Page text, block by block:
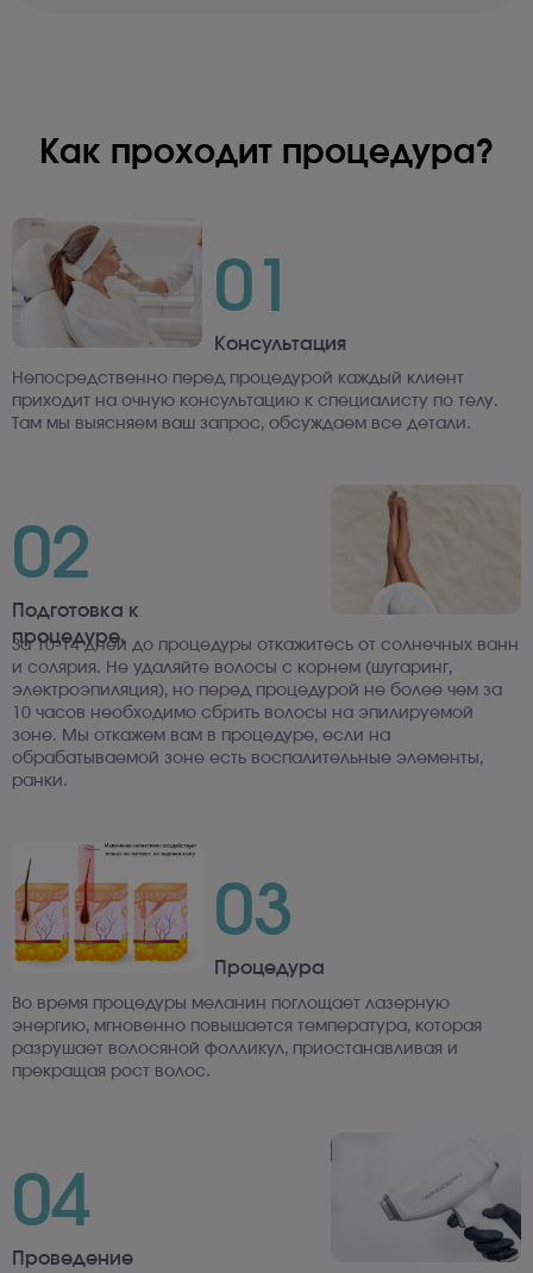
Как проходит процедура?
01
Консультация
Непосредственно перед процедурой каждый клиент
приходит на очную консультацию к специалисту по телу.
Там мы выясняем ваш запрос, обсуждаем все детали.
02
Подготовка к
процедуре.
За 10-14 дней до процедуры откажитесь от солнечных ванн
и солярия. Не удаляйте волосы с корнем (шугаринг,
электроэпиляция), но перед процедурой не более чем за
10 часов необходимо сбрить волосы на эпилируемой
зоне. Мы откажем вам в процедуре, если на
обрабатываемой зоне есть воспалительные элементы,
ранки.
03
Процедура
Во время процедуры меланин поглощает лазерную
энергию, мгновенно повышается температура, которая
разрушает волосяной фолликул, приостанавливая и
прекращая рост волос.
04
Проведение